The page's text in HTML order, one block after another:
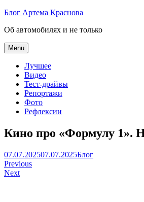
Skip
content
Блог Артема Краснова
Об автомобилях и не только
Menu
Лучшее
Видео
Тест-драйвы
Репортажи
Фото
Рефлексии
Кино про «Формулу 1».
Артем
Краснов
07.07.202507.07.2025Блог
Навигация
по
Previous
Next